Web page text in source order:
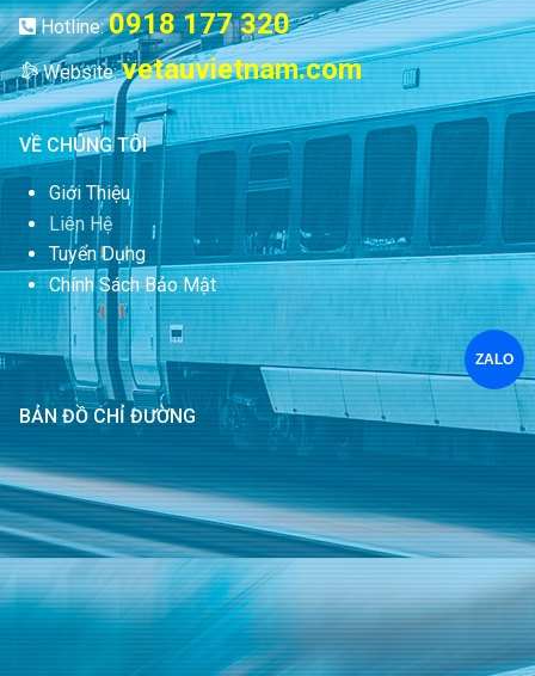
Hotline:0918 177 320
Website:vetauvietnam.com
VỀ CHÚNG TÔI
Giới Thiệu
Liên Hệ
Tuyển Dụng
Chính Sách Bảo Mật
BẢN ĐỒ CHỈ ĐƯỜNG
ZALO